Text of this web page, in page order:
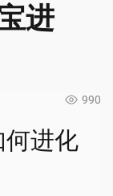
进
990
何进化